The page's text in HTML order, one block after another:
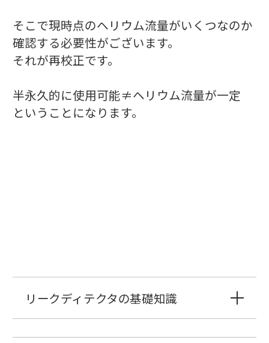
そこで現時点のヘリウム流量がいくつなのか
確認する必要性がございます。
それが再校正です。
半永久的に使用可能≠ヘリウム流量が一定
ということになります。
リークディテクタの基礎知識